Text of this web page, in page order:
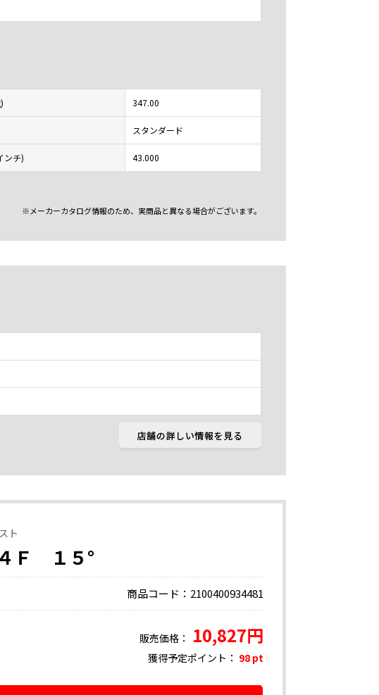
347.00
スタンダード
ンチ) 43.000
※メーカーカタログ情報のため、実商品と異なる場合がございます。
ト
Ｆ １５°
商品コード：2100400934481
販売価格： 10,827円
獲得予定ポイント： 98 pt